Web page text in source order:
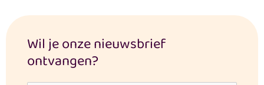
Wil je onze nieuwsbrief
ontvangen?